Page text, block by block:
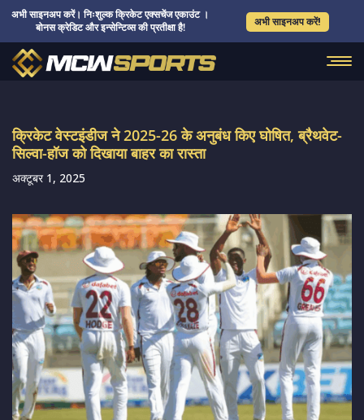
अभी साइनअप करें। निःशुल्क क्रिकेट एक्सचेंज एकाउंट ।
बोनस क्रेडिट और इन्सेन्टिव्स की प्रतीक्षा है!
अभी साइनअप करें!
क्रिकेट वेस्टइंडीज ने 2025-26 के अनुबंध किए घोषित, ब्रैथवेट-
सिल्वा-हॉज को दिखाया बाहर का रास्ता
अक्टूबर 1, 2025